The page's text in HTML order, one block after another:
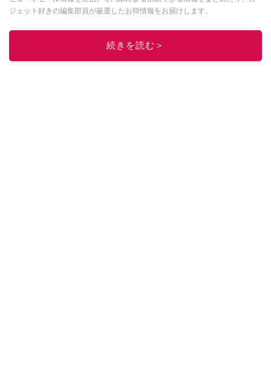
ジェット好きの編集部員が厳選したお得情報をお届けします。
このイチオシストの他の記事を読む
続きを読む＞